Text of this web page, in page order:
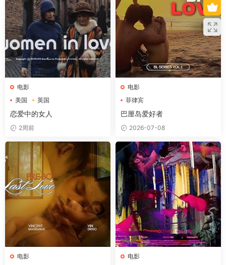
电影
美国
英国
恋爱中的女人
2周前
电影
菲律宾
巴厘岛爱好者
2026-07-08
电影
电影